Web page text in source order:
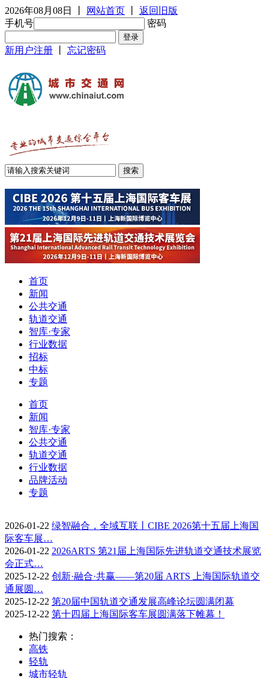
2026年08月08日 网站首页
返回旧版
手机号
密码
新用户注册 忘记密码
首页
新闻
公共交通
轨道交通
智库·专家
行业数据
招标
中标
专题
首页
新闻
智库·专家
公共交通
轨道交通
行业数据
品牌活动
专题
2026-01-22 绿智融合，全域互联丨CIBE 2026第十五届上海国
际客车展…
2026-01-22 2026ARTS 第21届上海国际先进轨道交通技术展览
会正式…
2025-12-22 创新·融合·共赢——第20届 ARTS 上海国际轨道交
通展圆…
2025-12-22 第20届中国轨道交通发展高峰论坛圆满闭幕
2025-12-22 第十四届上海国际客车展圆满落下帷幕！
热门搜索：
高铁
轻轨
城市轻轨